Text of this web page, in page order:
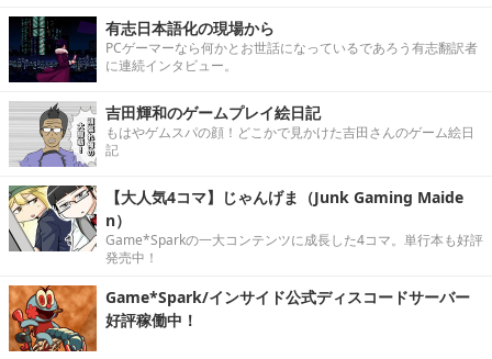
有志日本語化の現場から
PCゲーマーなら何かとお世話になっているであろう有志翻訳者
に連続インタビュー。
吉田輝和のゲームプレイ絵日記
もはやゲムスパの顔！どこかで見かけた吉田さんのゲーム絵日
記
【大人気4コマ】じゃんげま（Junk Gaming Maide
n）
Game*Sparkの一大コンテンツに成長した4コマ。単行本も好評
発売中！
Game*Spark/インサイド公式ディスコードサーバー
好評稼働中！